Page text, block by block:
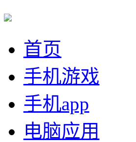
首页
手机游戏
手机app
电脑应用